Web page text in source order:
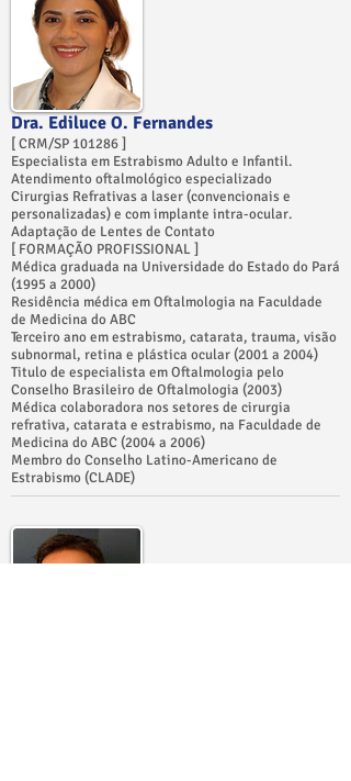
Dra. Ediluce O. Fernandes
[ CRM/SP 101286 ]​
Especialista em Estrabismo Adulto e Infantil.
Atendimento oftalmológico especializado
Cirurgias Refrativas a laser (convencionais e
personalizadas) e com implante intra-ocular.
Adaptação de Lentes de Contato
[ ​FORMAÇÃO PROFISSIONAL ]
Médica graduada na Universidade do Estado do Pará
(1995 a 2000)
Residência médica em Oftalmologia na Faculdade
de Medicina do ABC
Terceiro ano em estrabismo, catarata, trauma, visão
subnormal, retina e plástica ocular (2001 a 2004)
Titulo de especialista em Oftalmologia pelo
Conselho Brasileiro de Oftalmologia (2003)
Médica colaboradora nos setores de cirurgia
refrativa, catarata e estrabismo, na Faculdade de
Medicina do ABC (2004 a 2006)
Membro do Conselho Latino-Americano de
Estrabismo (CLADE)